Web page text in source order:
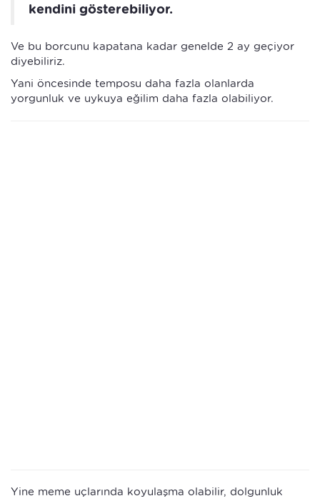
kendini gösterebiliyor.
Ve bu borcunu kapatana kadar genelde 2 ay geçiyor
diyebiliriz.
Yani öncesinde temposu daha fazla olanlarda
yorgunluk ve uykuya eğilim daha fazla olabiliyor.
Yine meme uçlarında koyulaşma olabilir, dolgunluk